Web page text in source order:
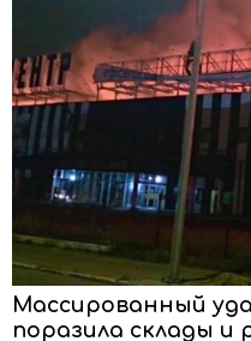
Массированный
поразила склады и